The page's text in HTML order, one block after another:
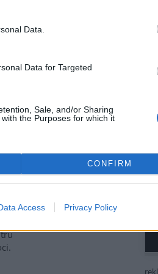
Data.
Data for Targeted
Sale, and/or Sharing
the Purposes for which it
CONFIRM
Access Privacy Policy